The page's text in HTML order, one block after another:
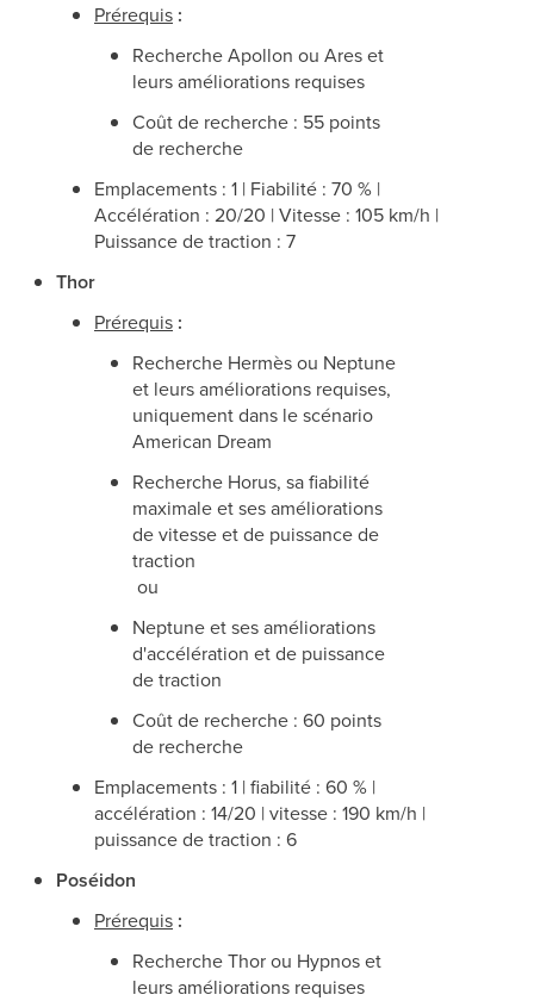
Prérequis :
Recherche Apollon ou Ares et
leurs améliorations requises
Coût de recherche : 55 points
de recherche
Emplacements : 1 | Fiabilité : 70 % |
Accélération : 20/20 | Vitesse : 105 km/h |
Puissance de traction : 7
Thor
Prérequis :
Recherche Hermès ou Neptune
et leurs améliorations requises,
uniquement dans le scénario
American Dream
Recherche Horus, sa fiabilité
maximale et ses améliorations
de vitesse et de puissance de
traction
ou
Neptune et ses améliorations
d'accélération et de puissance
de traction
Coût de recherche : 60 points
de recherche
Emplacements : 1 | fiabilité : 60 % |
accélération : 14/20 | vitesse : 190 km/h |
puissance de traction : 6
Poséidon
Prérequis :
Recherche Thor ou Hypnos et
leurs améliorations requises